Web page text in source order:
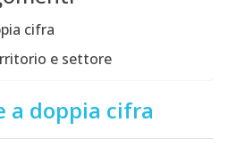
cifra
e settore
a doppia cifra